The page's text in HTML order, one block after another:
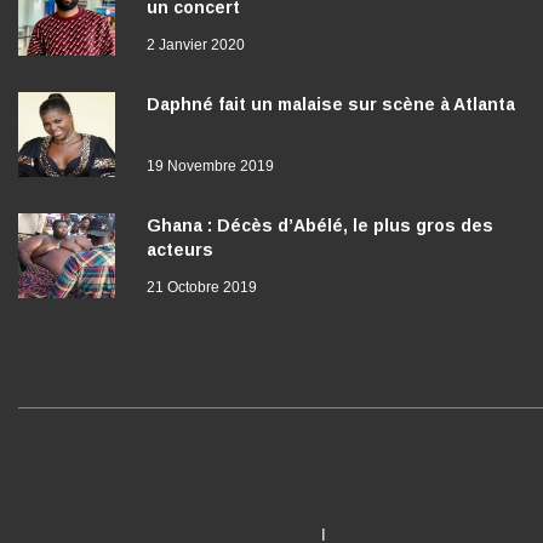
un concert
2 Janvier 2020
Daphné fait un malaise sur scène à Atlanta
19 Novembre 2019
Ghana : Décès d’Abélé, le plus gros des
acteurs
21 Octobre 2019
I